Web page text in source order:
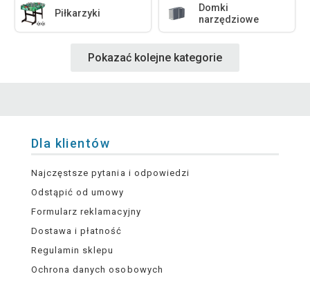
Piłkarzyki
Domki
narzędziowe
Pokazać kolejne kategorie
Dla klientów
Najczęstsze pytania i odpowiedzi
Odstąpić od umowy
Formularz reklamacyjny
Dostawa i płatność
Regulamin sklepu
Ochrona danych osobowych